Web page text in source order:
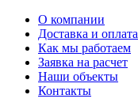
О компании
Доставка и оплата
Как мы работаем
Заявка на расчет
Наши объекты
Контакты